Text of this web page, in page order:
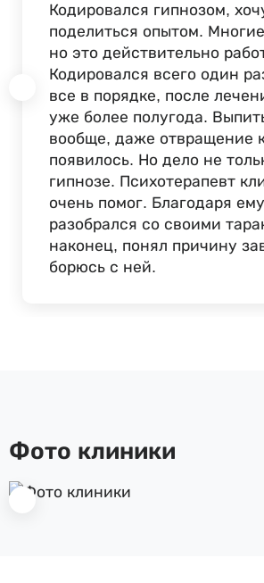
Кодировался гипнозом,
поделиться опытом.
но это действительно
Кодировался всего один
все в порядке, после
уже более полугода.
вообще, даже отвращение
появилось. Но дело не
гипнозе. Психотерапевт
очень помог. Благодаря
разобрался со своими
наконец, понял причину
борюсь с ней.
Фото клиники